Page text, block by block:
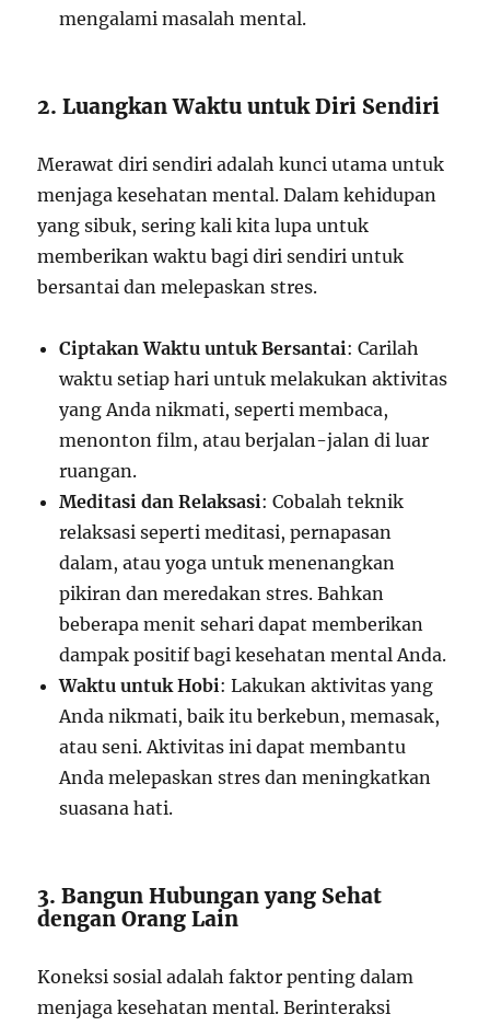
mengalami masalah mental.
2. Luangkan Waktu untuk Diri Sendiri
Merawat diri sendiri adalah kunci utama untuk
menjaga kesehatan mental. Dalam kehidupan
yang sibuk, sering kali kita lupa untuk
memberikan waktu bagi diri sendiri untuk
bersantai dan melepaskan stres.
Ciptakan Waktu untuk Bersantai: Carilah
waktu setiap hari untuk melakukan aktivitas
yang Anda nikmati, seperti membaca,
menonton film, atau berjalan-jalan di luar
ruangan.
Meditasi dan Relaksasi: Cobalah teknik
relaksasi seperti meditasi, pernapasan
dalam, atau yoga untuk menenangkan
pikiran dan meredakan stres. Bahkan
beberapa menit sehari dapat memberikan
dampak positif bagi kesehatan mental Anda.
Waktu untuk Hobi: Lakukan aktivitas yang
Anda nikmati, baik itu berkebun, memasak,
atau seni. Aktivitas ini dapat membantu
Anda melepaskan stres dan meningkatkan
suasana hati.
3. Bangun Hubungan yang Sehat
dengan Orang Lain
Koneksi sosial adalah faktor penting dalam
menjaga kesehatan mental. Berinteraksi